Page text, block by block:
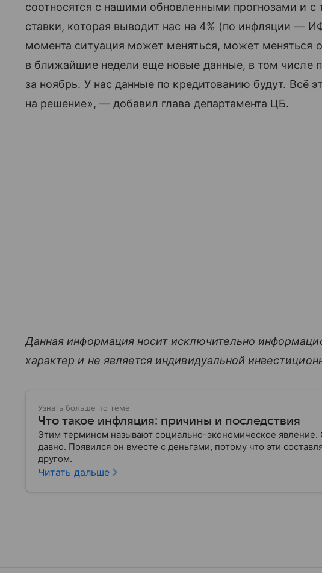
соотносятся с нашими обновленными прогнозами и с
ставки, которая выводит нас на 4% (по инфляции —
момента ситуация может меняться, может меняться
в ближайшие недели еще новые данные, в том числе
за ноябрь. У нас данные по кредитованию будут. Всё
на решение», — добавил глава департамента ЦБ.
Данная информация носит исключительно
характер и не является индивидуальной
Узнать больше по теме
Что такое инфляция: причины и последствия
Этим термином называют социально-экономическое явление.
давно. Появился он вместе с деньгами, потому что эти
другом.
Читать дальше